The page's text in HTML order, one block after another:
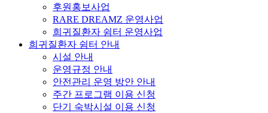
후원홍보사업
RARE DREAMZ 운영사업
희귀질환자 쉼터 운영사업
희귀질환자 쉼터 안내
시설 안내
운영규정 안내
안전관리 운영 방안 안내
주간 프로그램 이용 신청
단기 숙박시설 이용 신청